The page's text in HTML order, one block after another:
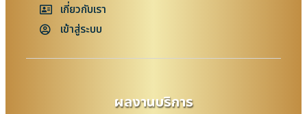
เกี่ยวกับเรา
เข้าสู่ระบบ
ผลงานบริการ